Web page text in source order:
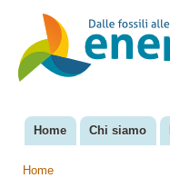
EnergoClub
per la
riconversione
del sistema
Menu principale
Home Chi siamo
Home